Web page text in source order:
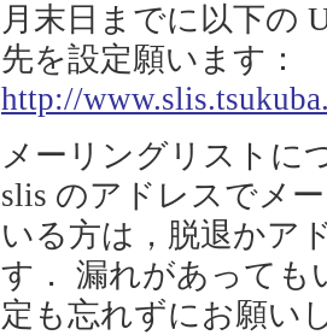
月末日までに以下の
先を設定願います：
http://
メーリングリストに
slis のアドレスでメ
いる方は，脱退かア
す． 漏れがあっても
定も忘れずにお願い